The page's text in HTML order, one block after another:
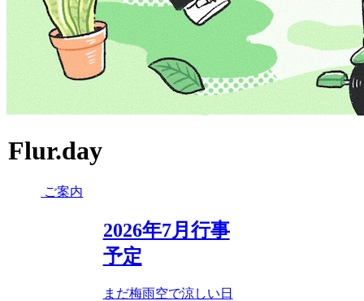
Flur.day
ご案内
2026年7月行事
予定
まだ梅雨空で涼しい日